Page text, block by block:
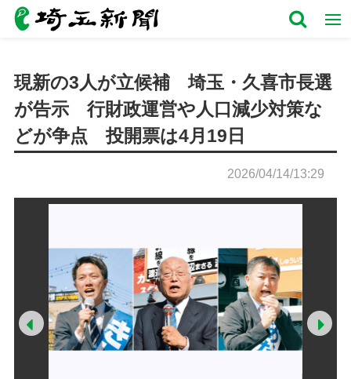
現新の3人が立候補 埼玉・久喜市長選
が告示 行財政運営や人口減少対策な
どが争点 投開票は4月19日
2026/04/14/13:29
Prev